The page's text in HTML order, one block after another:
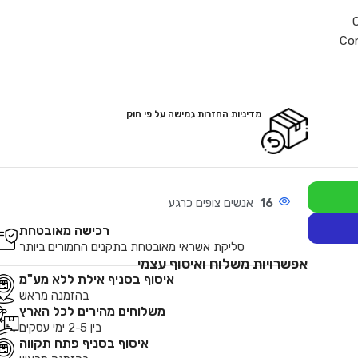
מדיניות החזרות גמישה על פי חוק
16 אנשים צופים כרגע
רכישה מאובטחת
סליקת אשראי מאובטחת בתקנים החמורים ביותר
אפשרויות משלוח ואיסוף עצמי
איסוף בסניף אילת ללא מע"מ
בהזמנה מראש
משלוחים מהירים לכל הארץ
בין 2-5 ימי עסקים
איסוף בסניף פתח תקווה